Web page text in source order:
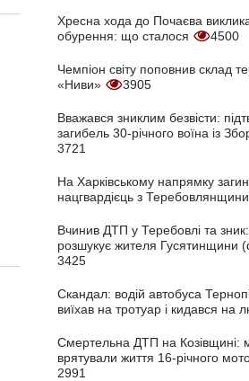
Хресна хода до Почаєва
обурення: що сталося
4500
Чемпіон світу поповнив склад
«Ниви»
3905
Вважався зниклим безвісти:
загибель 30-річного воїна із
3721
На Харківському напрямку
нацгвардієць з Теребовлянщини
Вчинив ДТП у Теребовлі та зник:
розшукує жителя Гусятинщини
3425
Скандал: водій автобуса
виїхав на тротуар і кидався на
Смертельна ДТП на Козівщині:
врятували життя 16-річного
2991